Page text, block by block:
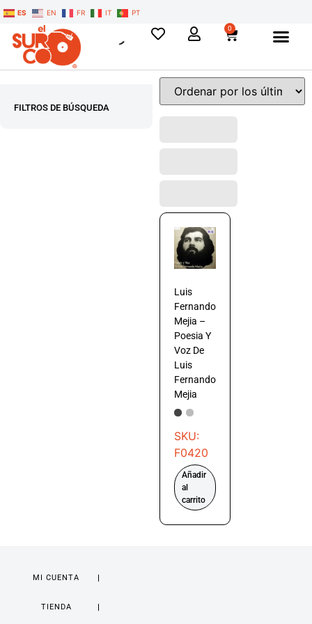
ES EN FR IT PT
0
FILTROS DE BÚSQUEDA
Luis
Fernando
Mejia –
Poesia Y
Voz De
Luis
Fernando
Mejia
SKU:
F0420
Añadir
al
carrito
MI CUENTA
TIENDA